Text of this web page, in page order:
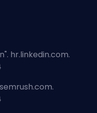
". hr.linkedin.com.